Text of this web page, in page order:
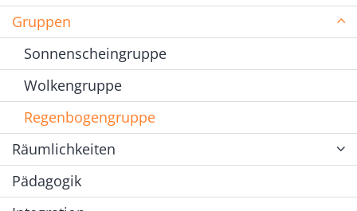
Gruppen
Sonnenscheingruppe
Wolkengruppe
Regenbogengruppe
Räumlichkeiten
Pädagogik